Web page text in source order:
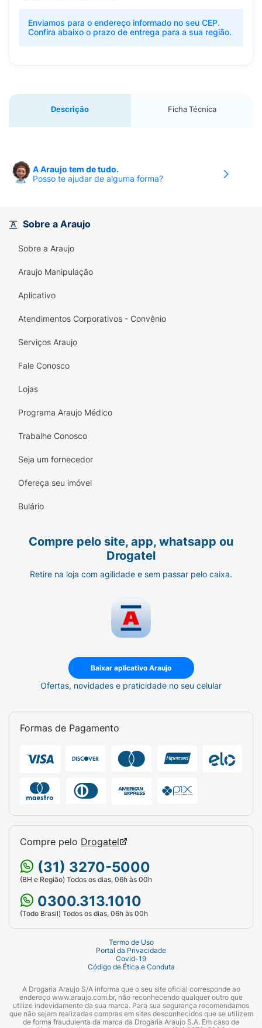
Enviamos para o endereço informado no seu CEP.
Confira abaixo o prazo de entrega para a sua região.
Descrição Ficha Técnica
A Araujo tem de tudo.
Posso te ajudar de alguma forma?
Sobre a Araujo
Sobre a Araujo
Araujo Manipulação
Aplicativo
Atendimentos Corporativos - Convênio
Serviços Araujo
Fale Conosco
Lojas
Programa Araujo Médico
Trabalhe Conosco
Seja um fornecedor
Ofereça seu imóvel
Bulário
Compre pelo site, app, whatsapp ou
Drogatel
Retire na loja com agilidade e sem passar pelo caixa.
Baixar aplicativo Araujo
Ofertas, novidades e praticidade no seu celular
Formas de Pagamento
Compre pelo Drogatel
(31) 3270-5000
(BH e Região) Todos os dias, 06h às 00h
0300.313.1010
(Todo Brasil) Todos os dias, 06h às 00h
Termo de Uso
Portal da Privacidade
Covid-19
Código de Ética e Conduta
A Drogaria Araujo S/A informa que o seu site oficial corresponde ao
endereço www.araujo.com.br, não reconhecendo qualquer outro que
utilize indevidamente da sua marca. Para sua segurança recomendamos
que não sejam realizadas compras em sites desconhecidos que se utilizem
de forma fraudulenta da marca da Drogaria Araujo S.A. Em caso de